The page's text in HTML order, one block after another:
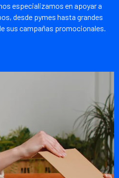
especializamos en apoyar a
desde pymes hasta grandes
sus campañas promocionales.